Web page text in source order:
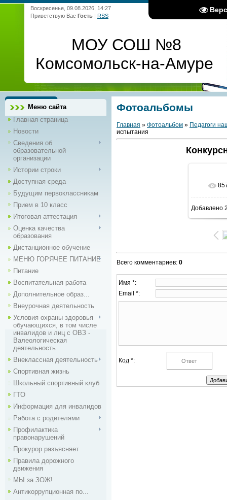
Воскресенье, 09.08.2026, 14:27
Приветствую Вас Гость | RSS
МОУ СОШ №8
Комсомольск-на-Амуре
Меню сайта
Главная страница
Новости
Сведения об
образовательной
организации
Истории строки
Доступная среда
Будущим первоклассникам
Прием в 10 класс
Итоговая аттестация
Оценка качества
образования
Дистанционное обучение
МЕНЮ ГОРЯЧЕЕ ПИТАНИЕ
Питание
Воспитательная работа
Дополнительное образ...
Внеурочная деятельность
Условия охраны здоровья
обучающихся, в том числе
инвалидов и лиц с ОВЗ -
Валеологическая
деятельность
Внекласcная деятельность
Спортивная жизнь
Школьный спортивный клуб
ГТО
Информация для инвалидов
Работа с родителями
Профилактика
правонарушений
Прокурор разъясняет
Правила дорожного
движения
МЫ за ЗОЖ!
Антикоррупционная по...
Фотоальбомы
Главная » Фотоальбом » Педагоги
испытания
В
Добавлено
Всего комментариев: 0
Имя *:
Email *:
Код *: